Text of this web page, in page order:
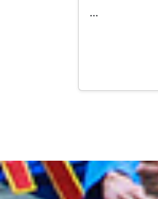
…